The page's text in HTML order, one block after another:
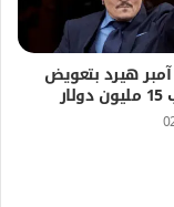
هيرد بتعويض